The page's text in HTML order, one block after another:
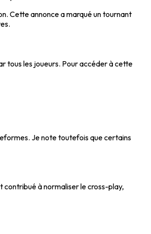
Cette annonce a marqué un tournant
tous les joueurs. Pour accéder à cette
Je note toutefois que certains
contribué à normaliser le cross-play,